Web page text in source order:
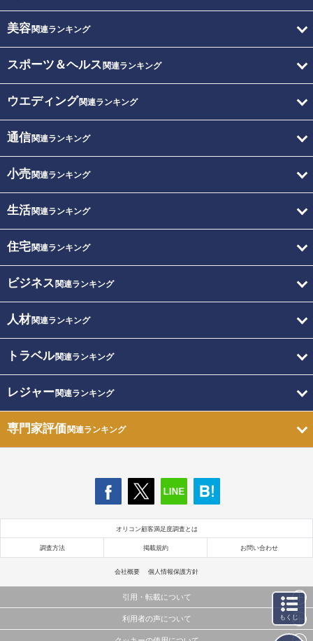
美容関連ランキング
スポーツ＆ヘルス 関連ランキング
ウエディング関連ランキング
通信関連ランキング
小売関連ランキング
生活関連ランキング
住宅関連ランキング
ビジネス 関連ランキング
人材関連ランキング
トラベル関連ランキング
レジャー関連ランキング
専門家評価関連ランキング
オリコン顧客満足度調査とは
調査方法 掲載規約 お問い合わせ
会社概要 個人情報保護方針
引用・転載について
当サイトで公開されている情報（文字、写真、イラスト、画像データ等）及びこれらの配置・
利用者の声について もくじ